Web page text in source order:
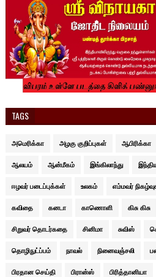
TAGS
அமெரிக்கா அழகு குறிப்புகள் ஆபிரிக்கா
ஆலயம் ஆன்மீகம் இங்கிலாந்து
ஈழவர் படைப்புக்கள் உலகம் எம்மவர்
கவிதை கனடா காணொளி கிசு கிசு
சிறுவர் தொடர்கதை சினிமா சுவிஸ்
தொழிநுட்ப்பம் நாவல் நினைவஞ்சலி
பிரதான செய்தி பிரான்ஸ் பிரித்தானியா